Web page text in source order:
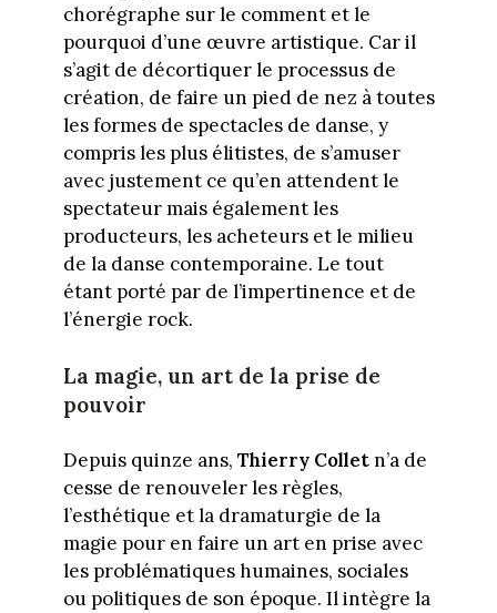
chorégraphe sur le comment et le
pourquoi d’une œuvre artistique. Car il
s’agit de décortiquer le processus de
création, de faire un pied de nez à toutes
les formes de spectacles de danse, y
compris les plus élitistes, de s’amuser
avec justement ce qu’en attendent le
spectateur mais également les
producteurs, les acheteurs et le milieu
de la danse contemporaine. Le tout
étant porté par de l’impertinence et de
l’énergie rock.
La magie, un art de la prise de
pouvoir
Depuis quinze ans, Thierry Colletn’a de
cesse de renouveler les règles,
l’esthétique et la dramaturgie de la
magie pour en faire un art en prise avec
les problématiques humaines, sociales
ou politiques de son époque. Il intègre la